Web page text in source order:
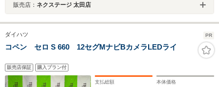
販売店： ネクステージ 太田店
ダイハツ PR
コペン セロ S 660 12セグMナビBカメラLEDライ
販売店保証 購入プラン付
支払総額 本体価格